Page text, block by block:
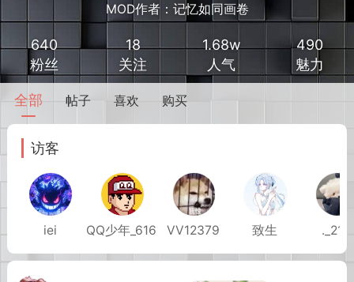
我的钱包 道具 排行榜
MOD下载 攻略教程 联机招募
02-10 15:45
电脑端 其他&工具
MOD作者：记忆如同画卷
640
粉丝
18
关注
1.68w
人气
490
魅力
全部 帖子 喜欢 购买
访客
iei QQ少年_616 VV12379 致生 ._210